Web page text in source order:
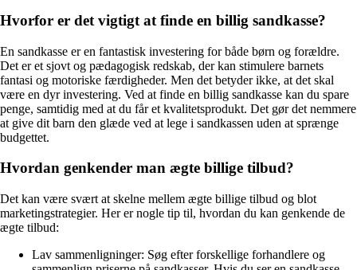
Hvorfor er det vigtigt at finde en billig sandkasse?
En sandkasse er en fantastisk investering for både børn og forældre.
Det er et sjovt og pædagogisk redskab, der kan stimulere barnets
fantasi og motoriske færdigheder. Men det betyder ikke, at det skal
være en dyr investering. Ved at finde en billig sandkasse kan du spare
penge, samtidig med at du får et kvalitetsprodukt. Det gør det nemmere
at give dit barn den glæde ved at lege i sandkassen uden at sprænge
budgettet.
Hvordan genkender man ægte billige tilbud?
Det kan være svært at skelne mellem ægte billige tilbud og blot
marketingstrategier. Her er nogle tip til, hvordan du kan genkende de
ægte tilbud:
Lav sammenligninger: Søg efter forskellige forhandlere og